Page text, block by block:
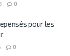
0
pour les
0